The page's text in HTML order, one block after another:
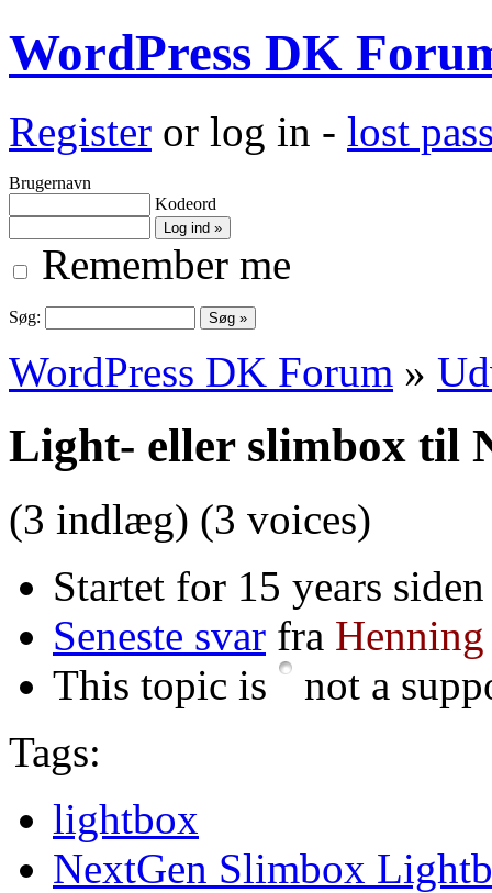
WordPress DK
Register or log in - lost
Brugernavn
Kodeord
Remember me
Søg:
WordPress DK Forum »
Light- eller slimbox til
(3 indlæg) (3 voices)
Startet for 15 years
Seneste svar fra Henning
This topic is
not a
Tags:
lightbox
NextGen Slimbox